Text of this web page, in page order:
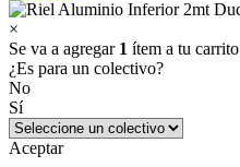
×
Se va a agregar 1 ítem a tu carrito
¿Es para un colectivo?
No
Sí
Aceptar